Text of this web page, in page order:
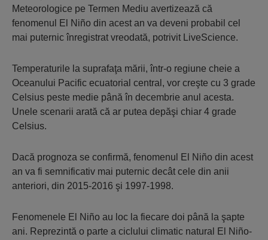
Meteorologice pe Termen Mediu avertizează că
fenomenul El Niño din acest an va deveni probabil cel
mai puternic înregistrat vreodată, potrivit LiveScience.
Temperaturile la suprafaţa mării, într-o regiune cheie a
Oceanului Pacific ecuatorial central, vor creşte cu 3 grade
Celsius peste medie până în decembrie anul acesta.
Unele scenarii arată că ar putea depăşi chiar 4 grade
Celsius.
Dacă prognoza se confirmă, fenomenul El Niño din acest
an va fi semnificativ mai puternic decât cele din anii
anteriori, din 2015-2016 şi 1997-1998.
Fenomenele El Niño au loc la fiecare doi până la şapte
ani. Reprezintă o parte a ciclului climatic natural El Niño-